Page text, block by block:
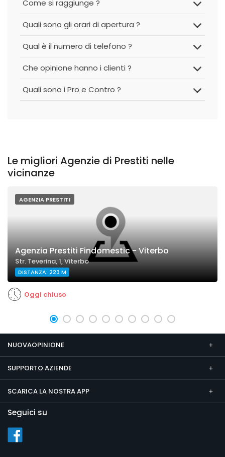
Come si raggiunge ?
Quali sono gli orari di apertura ?
Qual è il numero di telefono ?
Che opinione hanno i clienti ?
Quali sono i Pro e Contro ?
Le migliori Agenzie di Prestiti nelle
vicinanze
AGENZIA PRESTITI
Agenzia Prestiti Findomestic - Viterbo
Str. Teverina, 1, Viterbo
DISTANZA: 223 M
Oggi chiuso
NUOVAOPINIONE
SUPPORTO AZIENDE
SCARICA LA NOSTRA APP
Seguici su